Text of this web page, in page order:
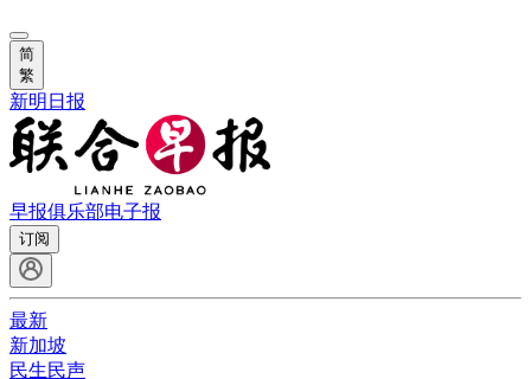
简
繁
新明日报
早报俱乐部电子报
订阅
最新
新加坡
民生民声